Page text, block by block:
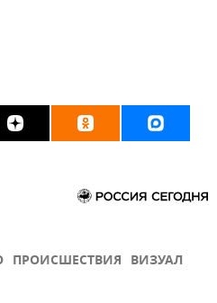
ПРОИСШЕСТВИЯ ВИЗУАЛ